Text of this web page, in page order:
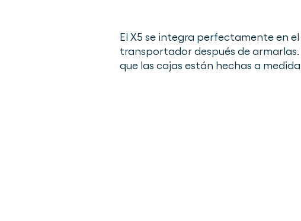
El X5 se integra perfectamente en
transportador después de
que las cajas están hechas a